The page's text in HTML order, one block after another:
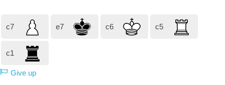
c7 e7 c6 c5
c1
Give up